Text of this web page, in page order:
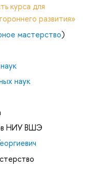
курса для
развития»
мастерство)
наук
НИУ ВШЭ